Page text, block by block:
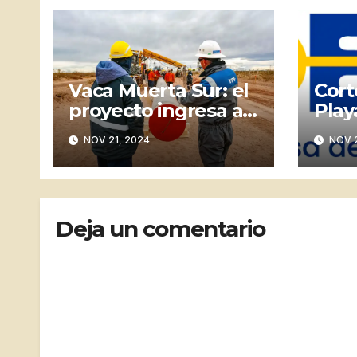
Vaca Muerta Sur: el
proyecto ingresa al
RIGI y avanza hacia
Punta Colorada
NOV 21, 2024 NOV
Deja un comentario